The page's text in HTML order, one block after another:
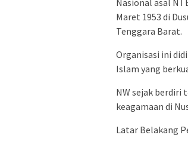
Nasional asal
Maret 1953 di
Tenggara Barat.
Organisasi ini
Islam yang
NW sejak berdiri
keagamaan di
Latar Belakang